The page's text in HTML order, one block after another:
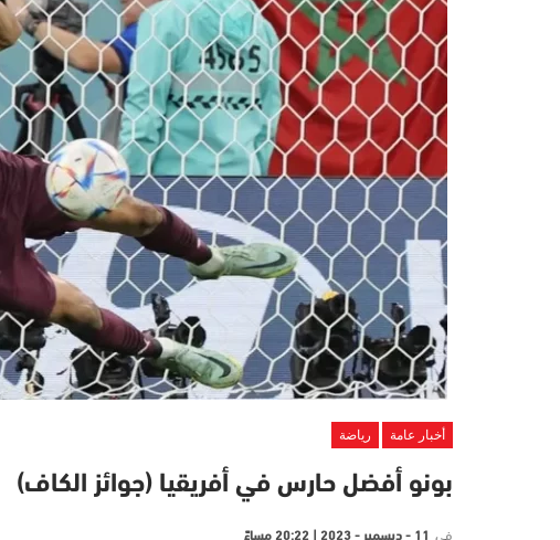
أخبار عامة رياضة
بونو أفضل حارس في أفريقيا (جوائز الكاف)
في 11 - ديسمبر - 2023 | 20:22 مساءً